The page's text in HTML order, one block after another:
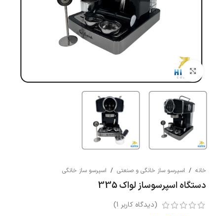
بزرگنمایی تصویر
خانه / اسپرسو ساز خانگی و صنعتی / اسپرسو ساز خانگی
دستگاه اسپرسوساز لواک 335
(دیدگاه کاربر 1
)